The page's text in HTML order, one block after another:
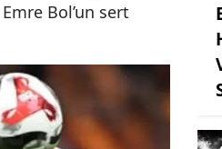
Bol’un sert